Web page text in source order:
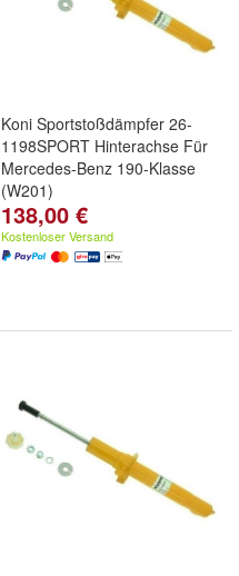
Koni Sportstoßdämpfer 26-
1198SPORT Hinterachse Für
Mercedes-Benz 190-Klasse
(W201)
138,00 €
Kostenloser Versand